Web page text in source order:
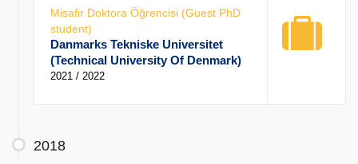
Misafir Doktora Öğrencisi (Guest PhD
student)
Danmarks Tekniske Universitet
(Technical University Of Denmark)
2021 / 2022
2018